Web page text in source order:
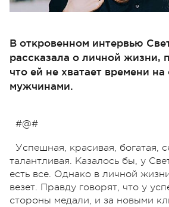
В откровенном интервью
рассказала о личной жизни,
что ей не хватает времени
мужчинами.
#@#
Успешная, красивая, богатая,
талантливая. Казалось бы, у
есть все. Однако в личной
везет. Правду говорят, что у
стороны медали, и за новыми